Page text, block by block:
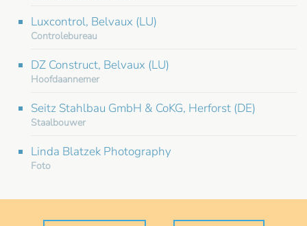
Luxcontrol, Belvaux (LU)
Controlebureau
DZ Construct, Belvaux (LU)
Hoofdaannemer
Seitz Stahlbau GmbH & CoKG, Herforst (DE)
Staalbouwer
Linda Blatzek Photography
Foto